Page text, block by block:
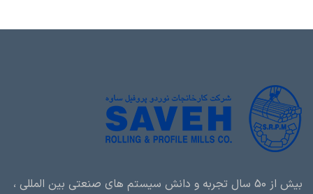
بیش از 50 سال تجربه و دانش سیستم های صنعتی بین المللی ،